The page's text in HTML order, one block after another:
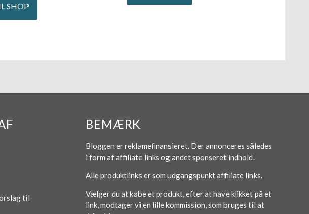
SHOP
til
BEMÆRK
Bloggen er reklamefinansieret. Der annonceres således
i form af affiliate links og andet sponseret indhold.
Alle produktlinks er som udgangspunkt affiliate links.
Vælger du at købe et produkt, efter at have klikket på et
link, modtager vi en lille kommission, som bruges til at